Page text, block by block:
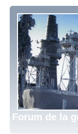
Forum de la